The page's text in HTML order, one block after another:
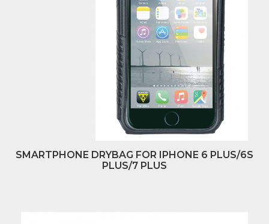
SMARTPHONE DRYBAG FOR IPHONE 6 PLUS/6S
PLUS/7 PLUS